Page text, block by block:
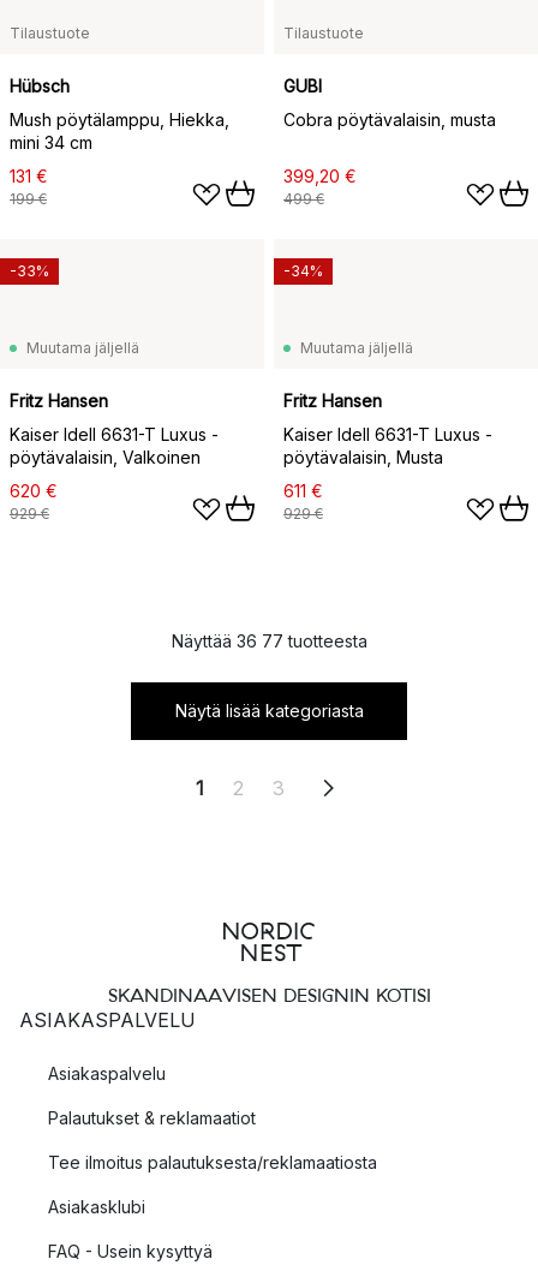
Tilaustuote
Hübsch
Mush pöytälamppu, Hiekka,
mini 34 cm
131 €
199 €
Tilaustuote
GUBI
Cobra pöytävalaisin, musta
399,20 €
499 €
Muutama jäljellä
Fritz Hansen
Kaiser Idell 6631-T Luxus -
pöytävalaisin, Valkoinen
620 €
929 €
-33%
Muutama jäljellä
Fritz Hansen
Kaiser Idell 6631-T Luxus -
pöytävalaisin, Musta
611 €
929 €
-34%
Näyttää 36 77 tuotteesta
Näytä lisää kategoriasta
1 2 3
SKANDINAAVISEN DESIGNIN KOTISI
ASIAKASPALVELU
Asiakaspalvelu
Palautukset & reklamaatiot
Tee ilmoitus palautuksesta/reklamaatiosta
Asiakasklubi
FAQ - Usein kysyttyä